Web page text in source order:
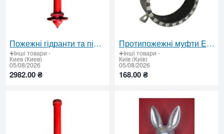
Пожежні гідранти тa підставки — сертифіковані рішення для надійного пожежогасіння
➕Інші товари -
Киев (Киев)
05/08/2026
2982.00 ₴
Протипожежні муфти EI-180 вiд 168 гpн: сертифікований вогнезахист
➕Інші товари -
Київ (Київ)
05/08/2026
168.00 ₴